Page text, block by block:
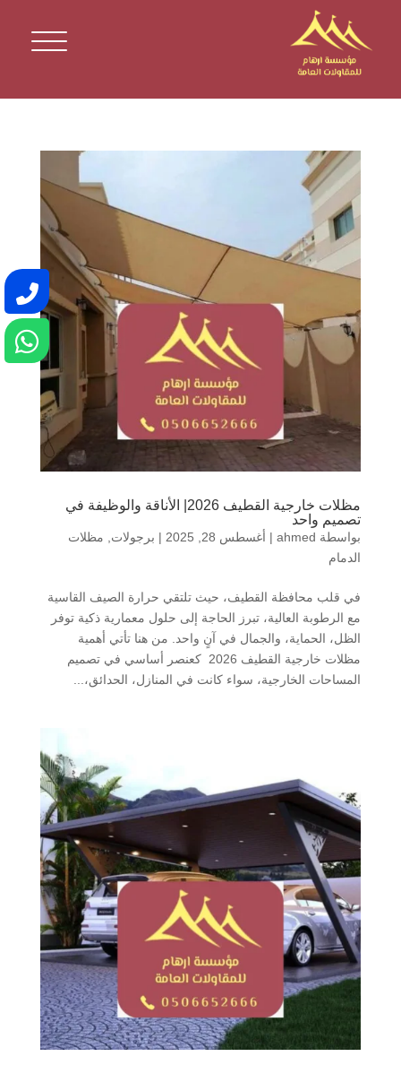
مظلات خارجية القطيف 2026| الأناقة والوظيفة في
تصميم واحد
بواسطة ahmed
| أغسطس 28, 2025 | برجولات, مظلات
الدمام
في قلب محافظة القطيف، حيث تلتقي حرارة الصيف القاسية
مع الرطوبة العالية، تبرز الحاجة إلى حلول معمارية ذكية توفر
الظل، الحماية، والجمال في آنٍ واحد. من هنا تأتي أهمية
مظلات خارجية القطيف 2026 كعنصر أساسي في تصميم
المساحات الخارجية، سواء كانت في المنازل، الحدائق،...